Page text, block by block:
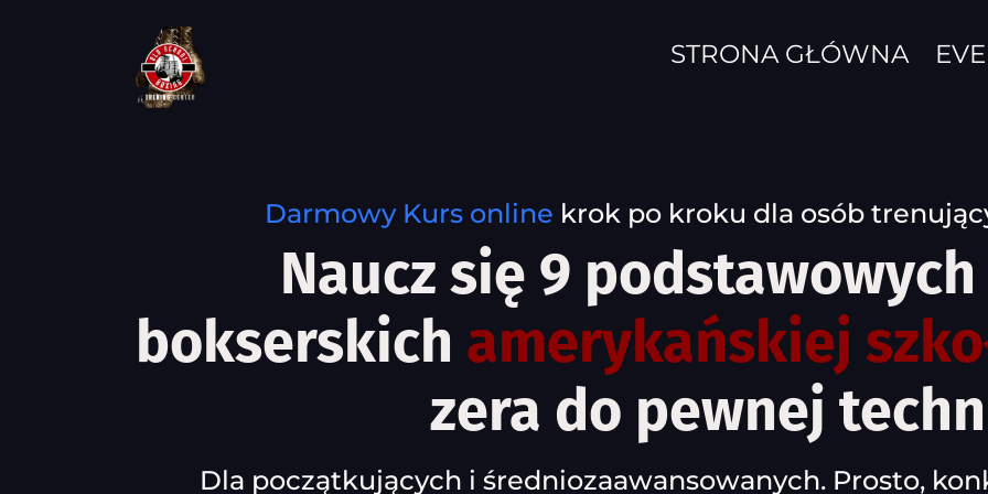
STRONA GŁÓWNA
Darmowy Kurs online krok po kroku dla osób
Naucz się 9
bokserskich amerykańskiej
zera do pewnej
Dla początkujących i średniozaawansowanych. Prosto,